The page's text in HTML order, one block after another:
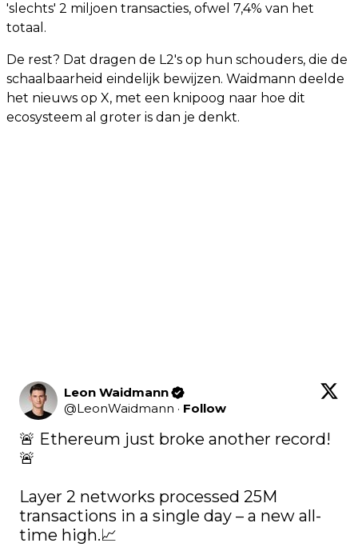
'slechts' 2 miljoen transacties, ofwel 7,4% van het
totaal.
De rest? Dat dragen de L2's op hun schouders, die de
schaalbaarheid eindelijk bewijzen. Waidmann deelde
het nieuws op X, met een knipoog naar hoe dit
ecosysteem al groter is dan je denkt.
Leon Waidmann
@LeonWaidmann · Follow
🚨 Ethereum just broke another record!
🚨
Layer 2 networks processed 25M
transactions in a single day – a new all-
time high.📈